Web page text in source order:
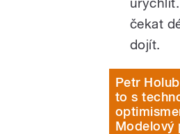
čekat
dojít.
Petr
to s
Modelový